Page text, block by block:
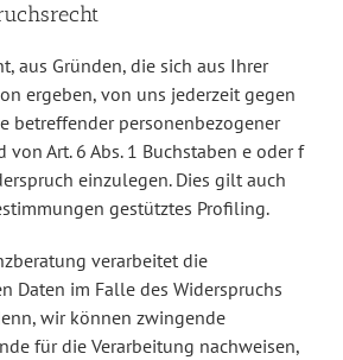
aus Gründen, die sich aus Ihrer
ergeben, von uns jederzeit gegen
betreffender personenbezogener
von Art. 6 Abs. 1 Buchstaben e oder f
einzulegen. Dies gilt auch
gestütztes Profiling.
verarbeitet die
Daten im Falle des Widerspruchs
wir können zwingende
für die Verarbeitung nachweisen,